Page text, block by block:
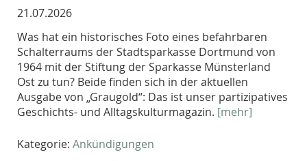
21.07.2026
Was hat ein historisches Foto eines befahrbaren
Schalterraums der Stadtsparkasse Dortmund von
1964 mit der Stiftung der Sparkasse Münsterland
Ost zu tun? Beide finden sich in der aktuellen
Ausgabe von „Graugold“: Das ist unser partizipatives
Geschichts- und Alltagskulturmagazin. [mehr]
Kategorie: Ankündigungen